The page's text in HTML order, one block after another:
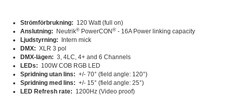
Strömförbrukning: 120 Watt (full on)
Anslutning:
Neutrik® PowerCON ® - 16A Power linking capacity
Ljudstyrning:
Intern mick
DMX: XLR 3 pol
DMX-lägen: 3, 4LC, 4+ and 6 Channels
LEDs: 100W COB RGB LED
Spridning utan lins: +/- 70° (field angle: 120°)
Spridning med lins: +/- 15° (field angle: 25°)
LED Refresh rate: 1200Hz (Video proof)